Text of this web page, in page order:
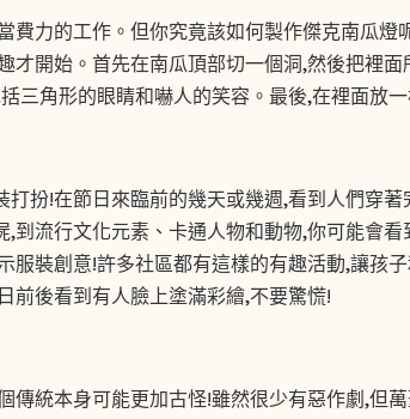
費力的工作。但你究竟該如何製作傑克南瓜燈
才開始。首先在南瓜頂部切一個洞,然後把裡
三角形的眼睛和嚇人的笑容。最後,在裡面放
扮!在節日來臨前的幾天或幾週,看到人們穿
到流行文化元素、卡通人物和動物,你可能會
服裝創意!許多社區都有這樣的有趣活動,讓孩
前後看到有人臉上塗滿彩繪,不要驚慌!
傳統本身可能更加古怪!雖然很少有惡作劇,但